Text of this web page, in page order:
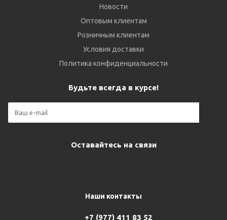
Новости
Оптовым клиентам
Розничным клиентам
Условия доставки
Политика конфиденциальности
Будьте всегда в курсе!
Оставайтесь на связи
Наши контакты
+7 (977) 411 83 52